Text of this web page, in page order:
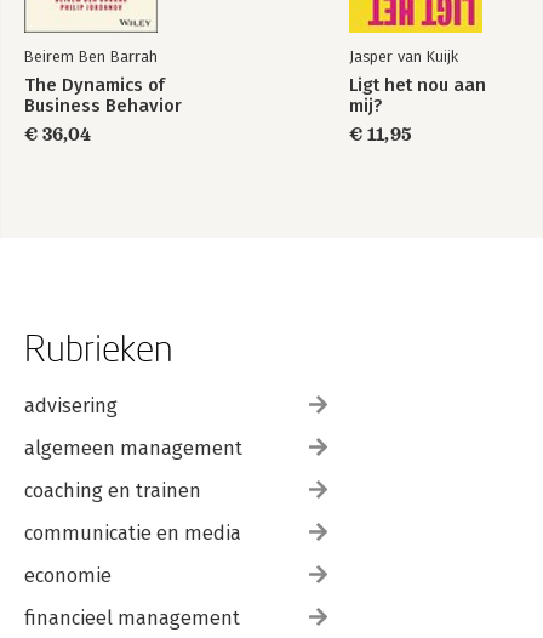
Beirem Ben Barrah
The Dynamics of
Business Behavior
€ 36,04
Jasper van Kuijk
Ligt het nou aan
mij?
€ 11,95
Rubrieken
advisering
algemeen management
coaching en trainen
communicatie en media
economie
financieel management